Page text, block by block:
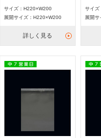
サイズ：H220×W200
展開サイズ：H220×W200
詳しく見る
サイズ
展開